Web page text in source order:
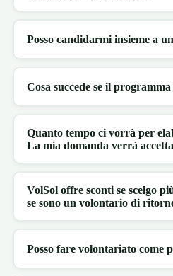
Posso candidarmi insieme a
Cosa succede se il
Quanto tempo ci vorrà per
La mia domanda verrà
VolSol offre sconti se scelgo
se sono un volontario di
Posso fare volontariato come